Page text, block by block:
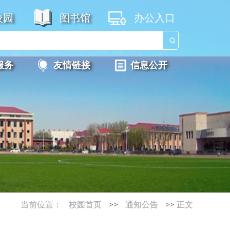
园 图书馆 办公入口
务 友情链接 信息公开
当前位置： 校园首页 >> 通知公告 >> 正文